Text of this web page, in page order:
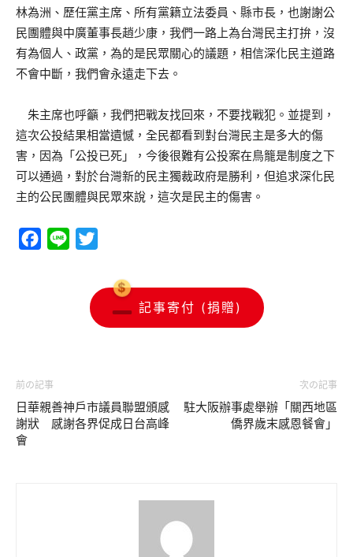
林為洲、歷任黨主席、所有黨籍立法委員、縣市長，也謝謝公
民團體與中廣董事長趙少康，我們一路上為台灣民主打拚，沒
有為個人、政黨，為的是民眾關心的議題，相信深化民主道路
不會中斷，我們會永遠走下去。
朱主席也呼籲，我們把戰友找回來，不要找戰犯。並提到，
這次公投結果相當遺憾，全民都看到對台灣民主是多大的傷
害，因為「公投已死」，今後很難有公投案在鳥籠是制度之下
可以通過，對於台灣新的民主獨裁政府是勝利，但追求深化民
主的公民團體與民眾來說，這次是民主的傷害。
Facebook
Line
記事寄付 (捐贈)
前の記事
日華親善神戶市議員聯盟頒感
謝狀 感謝各界促成日台高峰
會
次の記事
駐大阪辦事處舉辦「關西地區
僑界歲末感恩餐會」